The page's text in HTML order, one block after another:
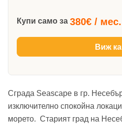
Купи само за 380€ / мес.
Виж
Сграда Seascape в гр.
изключително спокойна
морето. Старият град на